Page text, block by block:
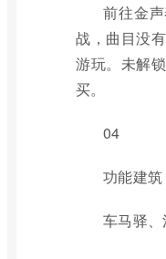
前往金
战，曲目没
游玩。未解
买。
04
功能建筑
车马驿